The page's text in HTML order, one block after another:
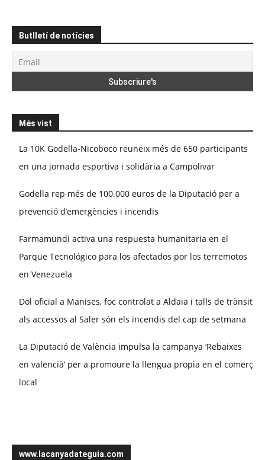
Butlletí de notícies
Més vist
La 10K Godella-Nicoboco reuneix més de 650 participants
en una jornada esportiva i solidària a Campolivar
Godella rep més de 100.000 euros de la Diputació per a
prevenció d’emergències i incendis
Farmamundi activa una respuesta humanitaria en el
Parque Tecnológico para los afectados por los terremotos
en Venezuela
Dol oficial a Manises, foc controlat a Aldaia i talls de trànsit
als accessos al Saler són els incendis del cap de setmana
La Diputació de València impulsa la campanya ‘Rebaixes
en valencià’ per a promoure la llengua propia en el comerç
local
www.lacanyadateguia.com